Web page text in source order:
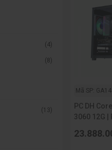
(4)
(8)
(13)
Mã SP:
PC DH
3060 12G |